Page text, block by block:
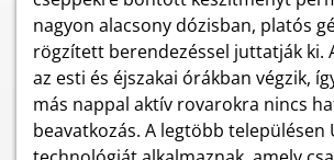
nagyon alacsony dózisban, platós
rögzített berendezéssel juttatják ki.
az esti és éjszakai órákban végzik,
más nappal aktív rovarokra nincs
beavatkozás. A legtöbb településen